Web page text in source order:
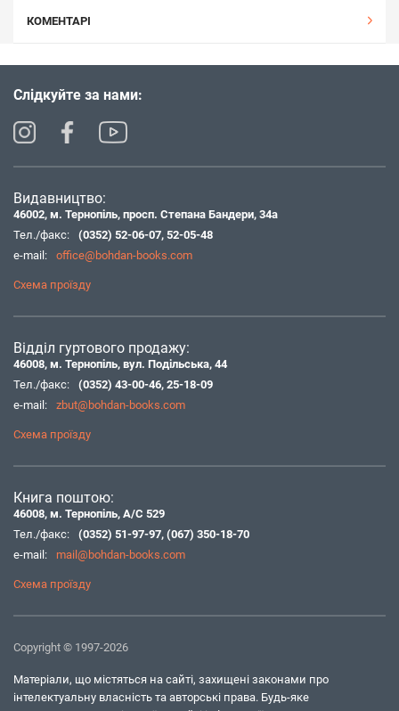
КОМЕНТАРІ
Слідкуйте за нами:
Видавництво:
46002, м. Тернопіль, просп. Степана Бандери, 34а
Тел./факс:
(0352) 52-06-07, 52-05-48
e-mail:
office@bohdan-books.com
Схема проїзду
Відділ гуртового продажу:
46008, м. Тернопіль, вул. Подільська, 44
Тел./факс:
(0352) 43-00-46, 25-18-09
e-mail:
zbut@bohdan-books.com
Схема проїзду
Книга поштою:
46008, м. Тернопіль, А/С 529
Тел./факс:
(0352) 51-97-97, (067) 350-18-70
e-mail:
mail@bohdan-books.com
Схема проїзду
Copyright © 1997-2026
Матеріали, що містяться на сайті, захищені законами про
інтелектуальну власність та авторські права. Будь-яке